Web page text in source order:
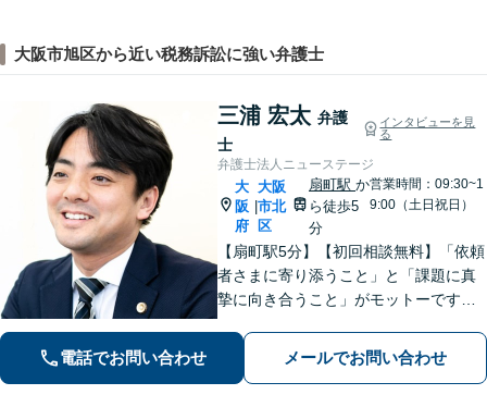
大阪市旭区から近い税務訴訟に強い弁護士
三浦 宏太 弁護
士
インタビューを見
る
弁護士法人ニューステージ
大
阪
府
|
大阪
市北
区
扇町駅か
ら徒歩5
分
営業時間：09:30~1
9:00（土日祝日）
【扇町駅5分】【初回相談無料】「依頼
者さまに寄り添うこと」と「課題に真
摯に向き合うこと」がモットーです。
側の労働問題や債権回収、不動産トラ
ブルなどに幅広く対応します【土日祝
電話でお問い合わせ メールでお問い合わせ